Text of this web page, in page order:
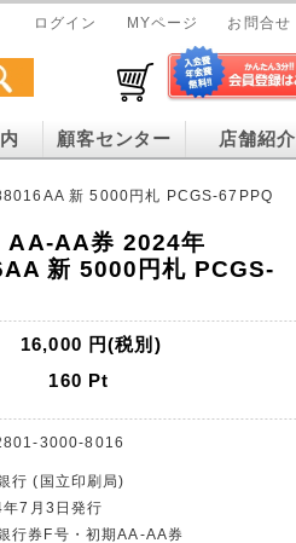
ログイン MYページ お問合せ
顧客センター 店舗紹介
新 5000円札 PCGS-67PPQ
AA-AA券 2024年
新 5000円札 PCGS-
16,000 円(税別)
160 Pt
3000-8016
行 (国立印刷局)
7月3日発行
行券F号・初期AA-AA券